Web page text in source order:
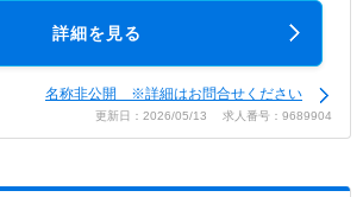
詳細を見る
名称非公開 ※詳細はお問合せください
更新日：2026/05/13 求人番号：9689904